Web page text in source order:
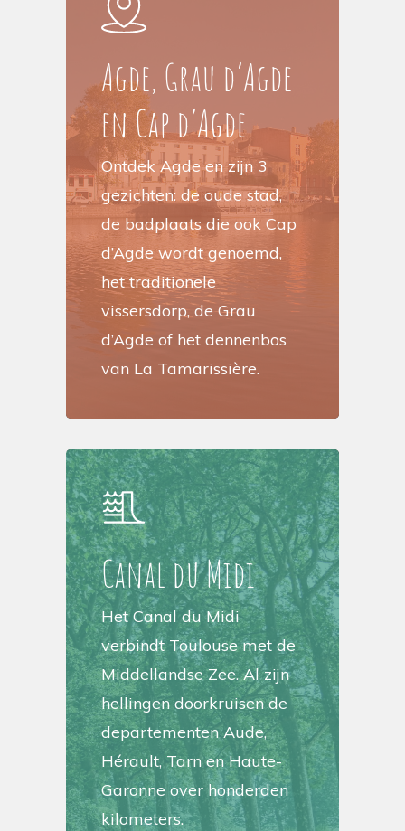
Agde, Grau d’Agde
en Cap d’Agde
Ontdek Agde en zijn 3
gezichten: de oude stad,
de badplaats die ook Cap
d’Agde wordt genoemd,
het traditionele
vissersdorp, de Grau
d’Agde of het dennenbos
van La Tamarissière.
Canal du Midi
Het Canal du Midi
verbindt Toulouse met de
Middellandse Zee. Al zijn
hellingen doorkruisen de
departementen Aude,
Hérault, Tarn en Haute-
Garonne over honderden
kilometers.